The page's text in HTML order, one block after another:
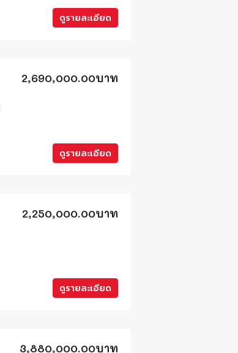
ดูรายละเอียด
2,690,000.00บาท
ดูรายละเอียด
2,250,000.00บาท
ดูรายละเอียด
3,880,000.00บาท